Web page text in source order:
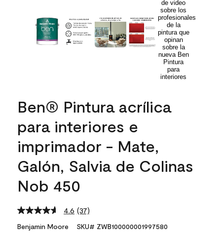
Ben® Pintura acrílica
para interiores e
imprimador - Mate,
Galón, Salvia de Colinas
Nob 450
4.6 Read
37
Reviews.
(37)
Benjamin Moore SKU# ZWB100000001997580